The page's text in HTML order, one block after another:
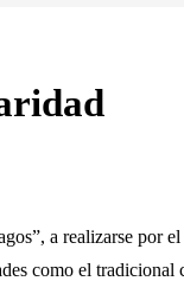
a realizarse por
como el tradicional